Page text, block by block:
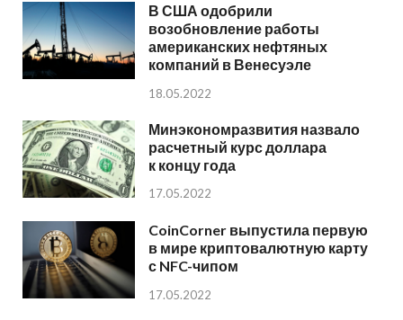
В США одобрили
возобновление работы
американских нефтяных
компаний в Венесуэле
18.05.2022
Минэкономразвития назвало
расчетный курс доллара
к концу года
17.05.2022
CoinCorner выпустила первую
в мире криптовалютную карту
с NFC-чипом
17.05.2022